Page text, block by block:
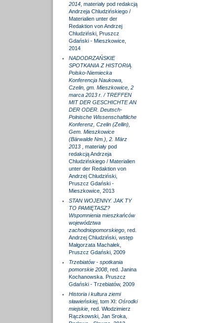
2014, materiały pod redakcją
Andrzeja Chludzińskiego /
Materialien unter der
Redaktion von Andrzej
Chludziński, Pruszcz
Gdański - Mieszkowice,
2014
NADODRZAŃSKIE
SPOTKANIA Z HISTORIĄ.
Polsko-Niemiecka
Konferencja Naukowa,
Czelin, gm. Mieszkowice, 2
marca 2013 r. / TREFFEN
MIT DER GESCHICHTE AN
DER ODER. Deutsch-
Polnische Wissenschaftliche
Konferenz, Czelin (Zellin),
Gem. Mieszkowice
(Bärwalde Nm.), 2. März
2013
, materiały pod
redakcją Andrzeja
Chludzińskiego / Materialien
unter der Redaktion von
Andrzej Chludziński,
Pruszcz Gdański -
Mieszkowice, 2013
STAN WOJENNY. JAK TY
TO PAMIĘTASZ?
Wspomnienia mieszkańców
województwa
zachodniopomorskiego, red.
Andrzej Chludziński, wstęp
Małgorzata Machałek,
Pruszcz Gdański, 2009
Trzebiatów - spotkania
pomorskie 2008, red. Janina
Kochanowska. Pruszcz
Gdański - Trzebiatów, 2009
Historia i kultura ziemi
sławieńskiej, tom XI: Ośrodki
miejskie, red. Włodzimierz
Rączkowski, Jan Sroka,